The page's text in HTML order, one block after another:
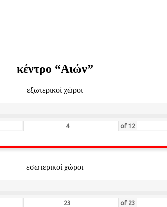
κέντρο “Αιών”
εξωτερικοί χώροι
of12
εσωτερικοί χώροι
of 23